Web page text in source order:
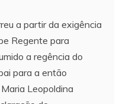
a partir da exigência
Regente para
a regência do
para a então
Leopoldina